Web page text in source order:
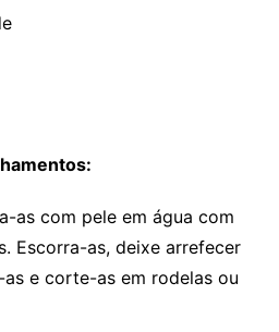
as com pele em água com
Escorra-as, deixe arrefecer
e corte-as em rodelas ou